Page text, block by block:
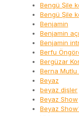
Bengü Şile
Bengü Şile
Benjamin
Benjamin
Benjamin
Berfu
Bergüzar
Berna Mutlu
Beyaz
beyaz dişler
Beyaz Show
Beyaz